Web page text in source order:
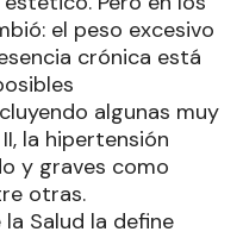
el peso excesivo
crónica está
algunas muy
la hipertensión
y graves como
otras.
Salud la define